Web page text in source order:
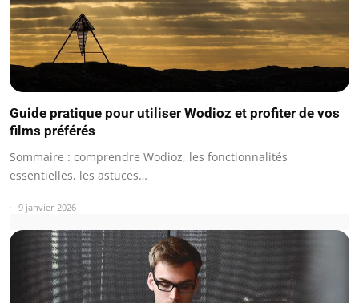
Guide pratique pour utiliser Wodioz et profiter de vos
films préférés
Sommaire : comprendre Wodioz, les fonctionnalités
essentielles, les astuces…
9 janvier 2026